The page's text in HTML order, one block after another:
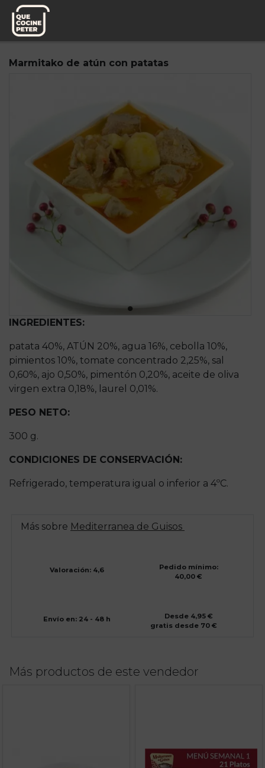
Pedido semanal
Marmitako de atún con patatas
INGREDIENTES:
patata 40%, ATÚN 20%, agua 16%, cebolla 10%,
pimientos 10%, tomate concentrado 2,25%, sal
0,60%, ajo 0,50%, pimentón 0,20%, aceite de oliva
virgen extra 0,18%, laurel 0,01%.
PESO NETO:
300 g.
CONDICIONES DE CONSERVACIÓN:
Refrigerado, temperatura igual o inferior a 4ºC.
Más sobre Mediterranea de Guisos
Valoración: 4,6
Pedido mínimo:
40,00 €
Envío en: 24 - 48 h
Desde 4,95 €
gratis desde 70 €
Más productos de este vendedor